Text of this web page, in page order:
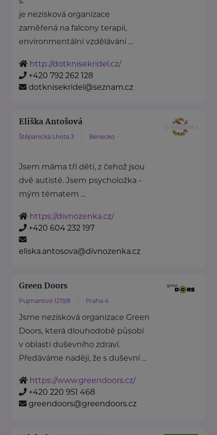
je nezisková organizace
zaměřená na falcony terapii,
environmentální vzdělávání ...
http://dotknisekridel.cz/
+420 792 262 128
dotknisekridel@seznam.cz
Eliška Antošová
Štěpanická Lhota 3 Benecko
Jsem máma tří dětí, z čehož jsou
dvě autisté. Jsem psycholožka -
mým tématem ...
https://divnozenka.cz/
+420 604 232 197
eliska.antosova@divnozenka.cz
Green Doors
Pujmanové 1219/8 Praha 4
Jsme nezisková organizace Green
Doors, která dlouhodobě působí
v oblasti duševního zdraví.
Předáváme naději, že s duševní ...
https://www.greendoors.cz/
+420 220 951 468
greendoors@greendoors.cz